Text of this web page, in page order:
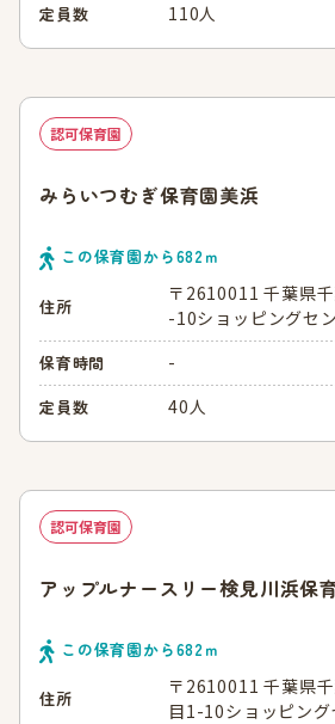
定員数 110人
認可保育園
みらいつむぎ保育園美浜
この保育園から682ｍ
住所
〒2610011 千葉県
-10ショッピングセ
保育時間 -
定員数 40人
認可保育園
アップルナースリー検見川浜保
この保育園から682ｍ
住所
〒2610011 千葉県
目1-10ショッピン